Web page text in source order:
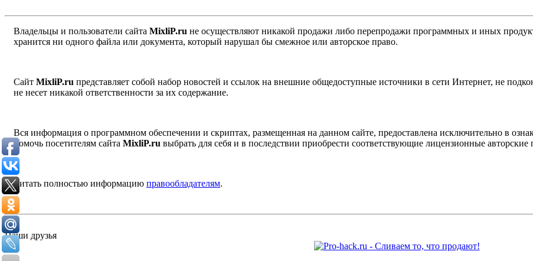
Владельцы и пользователи сайта MixliP.ru не осуществляют никакой продажи либо перепродажи программных и иных
хранится ни одного файла или документа, который нарушал бы смежное или авторское право.
Сайт MixliP.ru представляет собой набор новостей и ссылок на внешние общедоступные источники в сети Интернет, не
не несет никакой ответственности за их содержание.
Вся информация о программном обеспечении и скриптах, размещенная на данном сайте, предоставлена исключительно в
помочь посетителям сайта MixliP.ru выбрать для себя и в последствии приобрести соответствующие лицензионные
Читать полностью информацию правообладателям.
Наши друзья